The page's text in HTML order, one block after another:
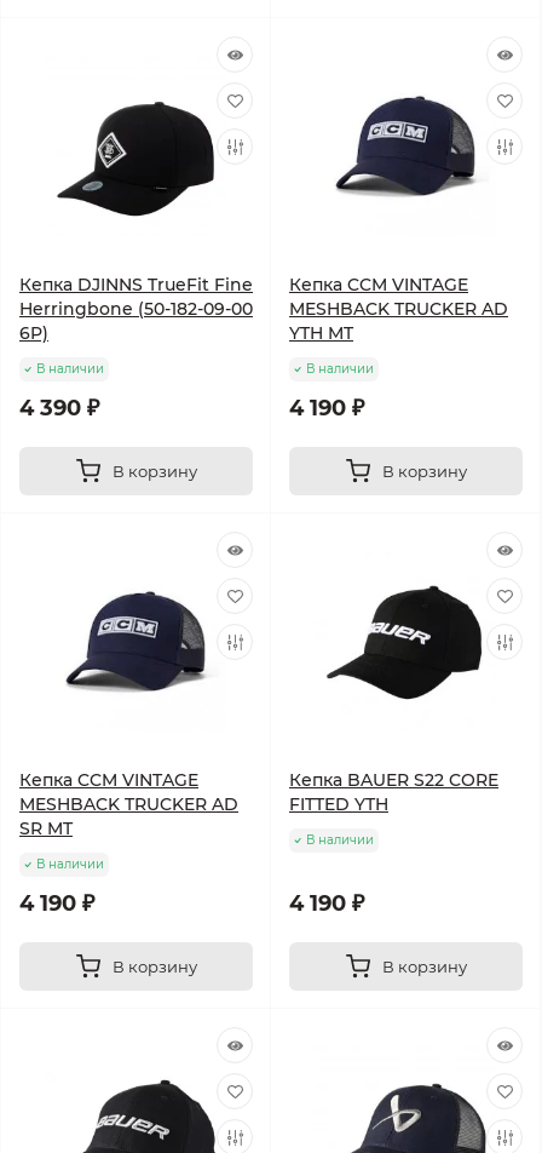
Кепка DJINNS TrueFit Fine
Herringbone (50-182-09-00
6P)
В наличии
4 390 ₽
В корзину
Кепка CCM VINTAGE
MESHBACK TRUCKER AD
YTH MT
В наличии
4 190 ₽
В корзину
Кепка CCM VINTAGE
MESHBACK TRUCKER AD
SR MT
В наличии
4 190 ₽
В корзину
Кепка BAUER S22 CORE
FITTED YTH
В наличии
4 190 ₽
В корзину